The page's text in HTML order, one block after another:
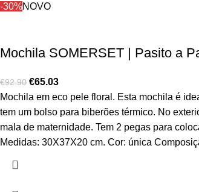
-30%NOVO
Mochila SOMERSET | Pasito a
€92.90 €65.03
Mochila em eco pele floral. Esta mochila é
tem um bolso para biberões térmico. No
mala de maternidade. Tem 2 pegas para
Medidas: 30X37X20 cm. Cor: única